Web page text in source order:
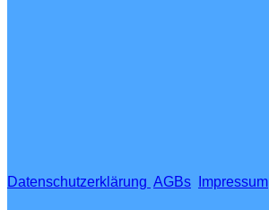
Datenschutzerklärung AGBs Impressum